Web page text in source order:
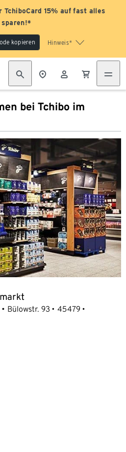
15% auf fast alles
sparen!*
kopieren Hinweis*
bei Tchibo im
Bülowstr. 93
45479